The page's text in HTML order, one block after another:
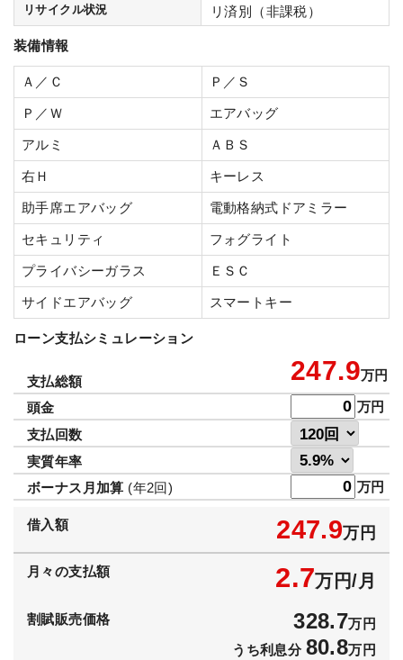
リサイクル状況 リ済別（非課税）
装備情報
Ａ／Ｃ Ｐ／Ｓ
Ｐ／Ｗ エアバッグ
アルミ ＡＢＳ
右Ｈ キーレス
助手席エアバッグ 電動格納式ドアミラー
セキュリティ フォグライト
プライバシーガラス ＥＳＣ
サイドエアバッグ スマートキー
ローン支払シミュレーション
支払総額 247.9万円
頭金
万円
支払回数
実質年率
ボーナス月加算 (年2回) 万円
借入額 247.9万円
月々の支払額 2.7万円/月
割賦販売価格 328.7万円
うち利息分 80.8万円